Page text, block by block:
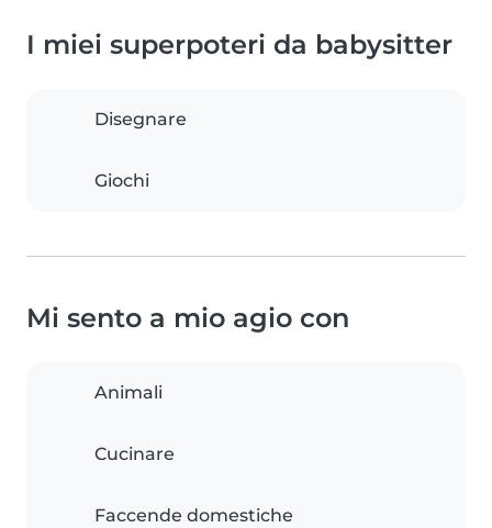
I miei superpoteri da babysitter
Disegnare
Giochi
Mi sento a mio agio con
Animali
Cucinare
Faccende domestiche